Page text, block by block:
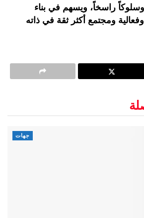
وسلوكاً راسخاً، ويسهم في بناء
ومجتمع أكثر ثقة في ذاته
جهات